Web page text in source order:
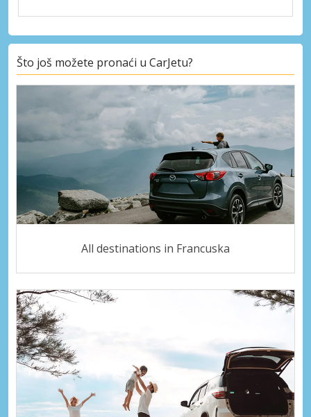
Što još možete pronaći u CarJetu?
All destinations in Francuska